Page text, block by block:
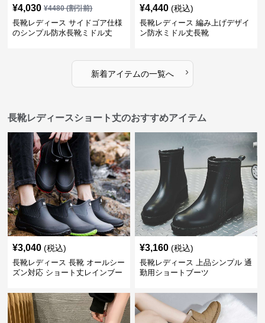
¥4,030 ¥4480(割引前)
長靴レディース サイドゴア仕様
のシンプル防水長靴ミドル丈
¥4,440 (税込)
長靴レディース 編み上げデザイ
ン防水ミドル丈長靴
新着アイテムの一覧へ ›
長靴レディースショート丈のおすすめアイテム
¥3,040 (税込)
長靴レディース 長靴 オールシー
ズン対応 ショート丈レインブー
¥3,160 (税込)
長靴レディース 上品シンプル 通
勤用ショートブーツ